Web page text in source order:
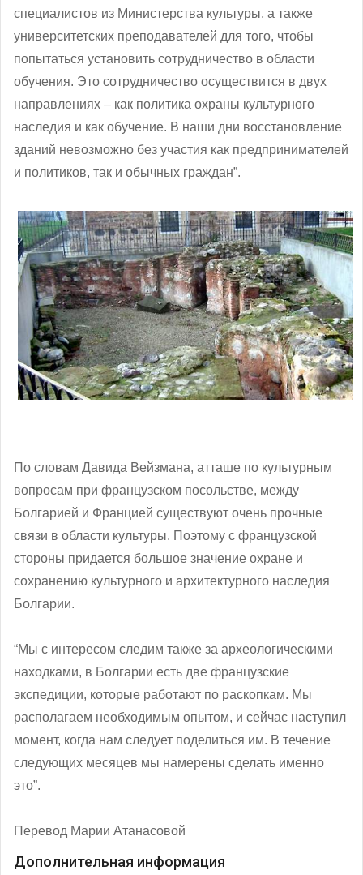
специалистов из Министерства культуры, а также
университетских преподавателей для того, чтобы
попытаться установить сотрудничество в области
обучения. Это сотрудничество осуществится в двух
направлениях – как политика охраны культурного
наследия и как обучение. В наши дни восстановление
зданий невозможно без участия как предпринимателей
и политиков, так и обычных граждан”.
По словам Давида Вейзмана, атташе по культурным
вопросам при французском посольстве, между
Болгарией и Францией существуют очень прочные
связи в области культуры. Поэтому с французской
стороны придается большое значение охране и
сохранению культурного и архитектурного наследия
Болгарии.
“Мы с интересом следим также за археологическими
находками, в Болгарии есть две французские
экспедиции, которые работают по раскопкам. Мы
располагаем необходимым опытом, и сейчас наступил
момент, когда нам следует поделиться им. В течение
следующих месяцев мы намерены сделать именно
это”.
Перевод Марии Атанасовой
Дополнительная информация